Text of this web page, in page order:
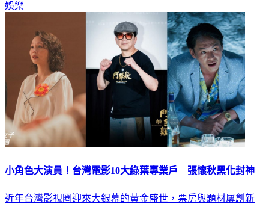
娛樂
小角色大演員！台灣電影10大綠葉專業戶 張懷秋黑化封神
近年台灣影視圈迎來大銀幕的黃金盛世，票房與題材屢創新